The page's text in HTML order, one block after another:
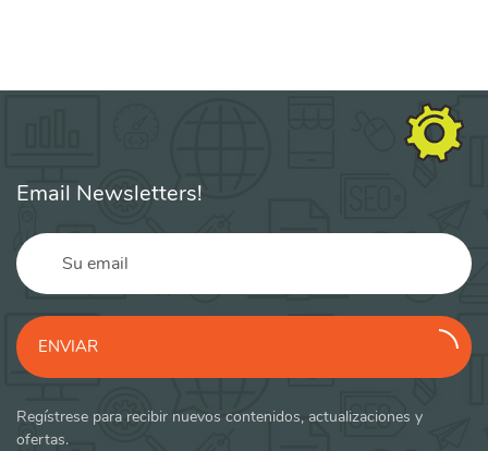
Email Newsletters!
ENVIAR
Regístrese para recibir nuevos contenidos, actualizaciones y
ofertas.